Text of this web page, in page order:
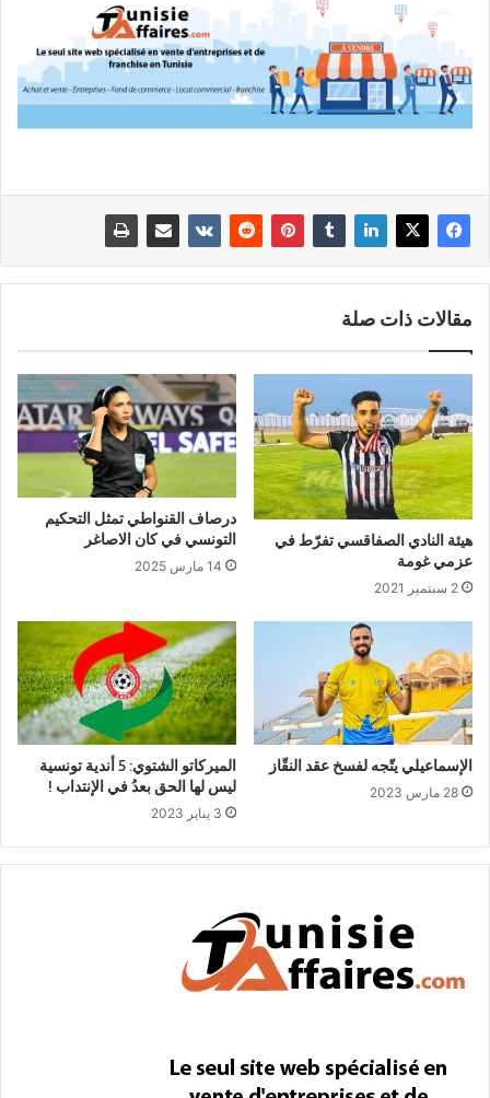
مقالات ذات صلة
هيئة النادي الصفاقسي تفرّط في
عزمي غومة
2 سبتمبر 2021
درصاف القنواطي تمثل التحكيم
التونسي في كان الاصاغر
14 مارس 2025
الإسماعيلي يتّجه لفسخ عقد النقّاز
28 مارس 2023
الميركاتو الشتوي: 5 أندية تونسية
ليس لها الحق بعدُ في الإنتداب !
3 يناير 2023